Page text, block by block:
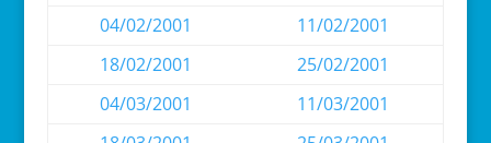
04/02/2001
11/02/2001
18/02/2001
25/02/2001
04/03/2001
11/03/2001